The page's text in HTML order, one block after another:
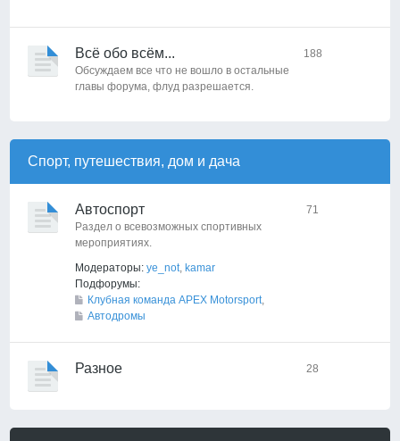
Всё обо всём...
Обсуждаем все что не вошло в остальные
главы форума, флуд разрешается.
188
Спорт, путешествия, дом и дача
Автоспорт
Раздел о всевозможных спортивных
мероприятиях.
Модераторы: ye_not, kamar
Подфорумы:
Клубная команда APEX Motorsport,
Автодромы
71
Разное 28